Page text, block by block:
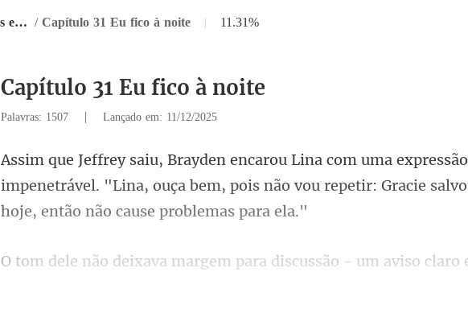
Maridos trocados, sentimentos emaranhados / Capítulo 31 Eu fico à noite | 11.31%
Capítulo 31 Eu fico à noite
Palavras: 1507 | Lançado em: 11/12/2025
o
impenetrável. "Lina, ouça bem, pois não vou repetir: Gracie
rgem para discussão - um